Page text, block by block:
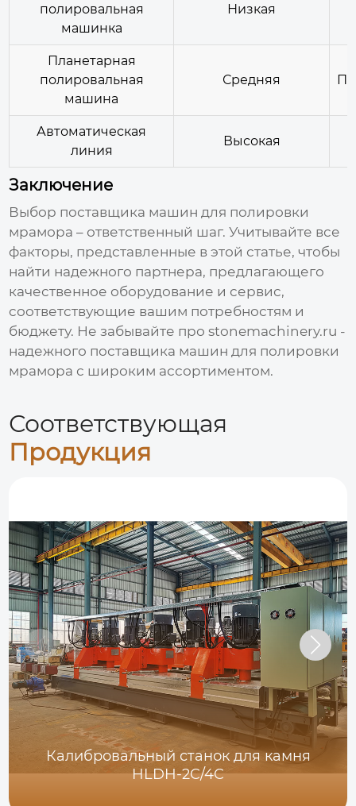
полировальная
машинка
Низкая
Планетарная
полировальная
машина
Средняя
Автоматическая
линия
Высокая
Заключение
Выбор поставщика машин для полировки
мрамора – ответственный шаг. Учитывайте все
факторы, представленные в этой статье, чтобы
найти надежного партнера, предлагающего
качественное оборудование и сервис,
соответствующие вашим потребностям и
бюджету. Не забывайте проstonemachinery.ru -
надежного поставщика машин для полировки
мрамора с широким ассортиментом.
Соответствующая
Продукция
Калибровальный станок для камня
HLDH-2C/4C